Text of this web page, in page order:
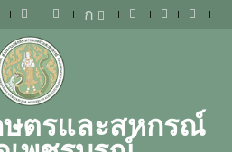
ก
ษตรและสหกรณ์